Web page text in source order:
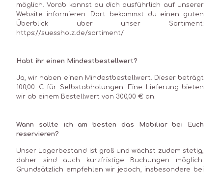
möglich. Vorab kannst du dich ausführlich auf unserer
Website informieren. Dort bekommst du einen guten
Überblick über unser Sortiment:
https://suessholz.de/sortiment/
Habt ihr einen Mindestbestellwert?
Ja, wir haben einen Mindestbestellwert. Dieser beträgt
100,00 € für Selbstabholungen. Eine Lieferung bieten
wir ab einem Bestellwert von 300,00 € an.
Wann sollte ich am besten das Mobiliar bei Euch
reservieren?
Unser Lagerbestand ist groß und wächst zudem stetig,
daher sind auch kurzfristige Buchungen möglich.
Grundsätzlich empfehlen wir jedoch, insbesondere bei